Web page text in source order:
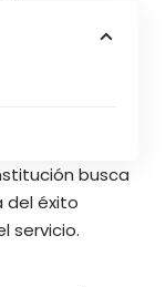
busca
del éxito
servicio.